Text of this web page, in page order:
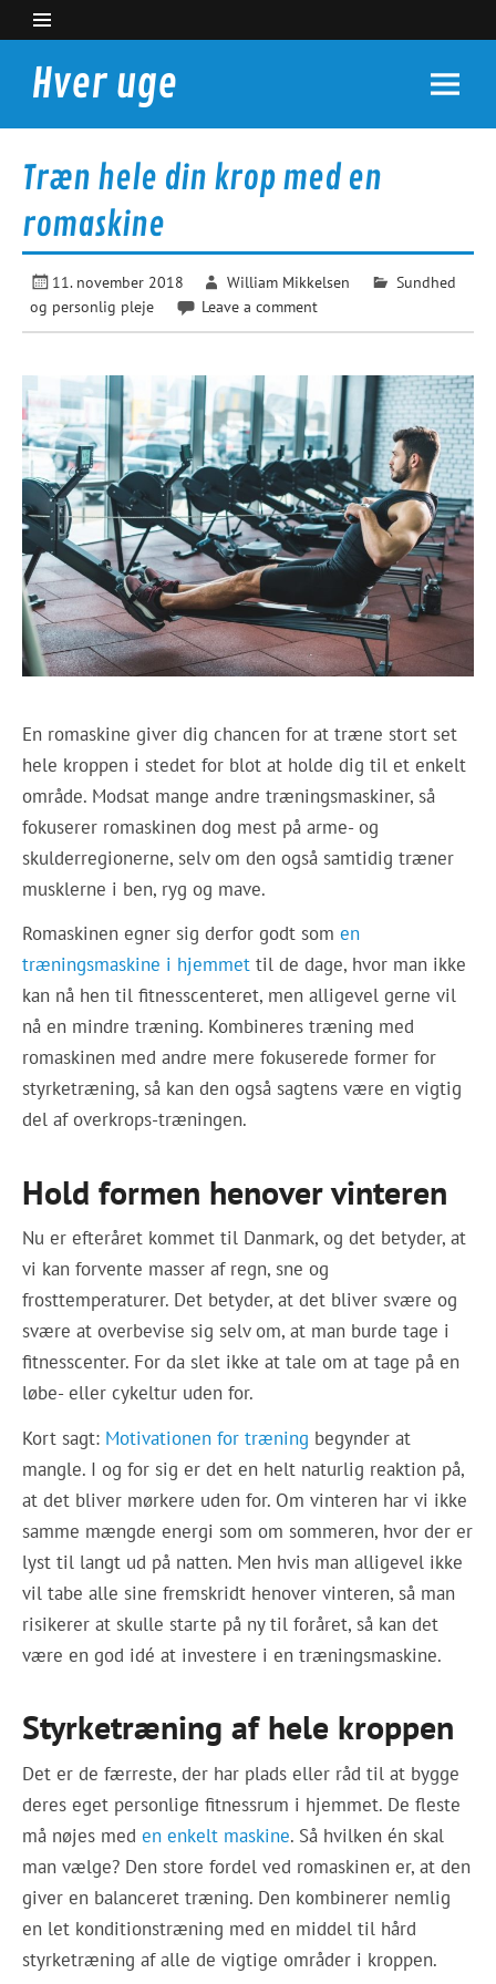
content
Hver uge
Træn hele din krop med en
romaskine
11. november 2018 William Mikkelsen
Sundhed
og personlig pleje
Leave a comment
En romaskine giver dig chancen for at træne stort set
hele kroppen i stedet for blot at holde dig til et enkelt
område. Modsat mange andre træningsmaskiner, så
fokuserer romaskinen dog mest på arme- og
skulderregionerne, selv om den også samtidig træner
musklerne i ben, ryg og mave.
Romaskinen egner sig derfor godt somen
træningsmaskine i hjemmet til de dage, hvor man ikke
kan nå hen til fitnesscenteret, men alligevel gerne vil
nå en mindre træning. Kombineres træning med
romaskinen med andre mere fokuserede former for
styrketræning, så kan den også sagtens være en vigtig
del af overkrops-træningen.
Hold formen henover vinteren
Nu er efteråret kommet til Danmark, og det betyder, at
vi kan forvente masser af regn, sne og
frosttemperaturer. Det betyder, at det bliver svære og
svære at overbevise sig selv om, at man burde tage i
fitnesscenter. For da slet ikke at tale om at tage på en
løbe- eller cykeltur uden for.
Kort sagt: Motivationen for træning begynder at
mangle. I og for sig er det en helt naturlig reaktion på,
at det bliver mørkere uden for. Om vinteren har vi ikke
samme mængde energi som om sommeren, hvor der er
lyst til langt ud på natten. Men hvis man alligevel ikke
vil tabe alle sine fremskridt henover vinteren, så man
risikerer at skulle starte på ny til foråret, så kan det
være en god idé at investere i en træningsmaskine.
Styrketræning af hele kroppen
Det er de færreste, der har plads eller råd til at bygge
deres eget personlige fitnessrum i hjemmet. De fleste
må nøjes meden enkelt maskine. Så hvilken én skal
man vælge? Den store fordel ved romaskinen er, at den
giver en balanceret træning. Den kombinerer nemlig
en let konditionstræning med en middel til hård
styrketræning af alle de vigtige områder i kroppen.